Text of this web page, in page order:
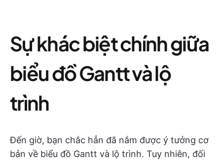
Sự khác biệt chính giữa
biểu đồ Gantt và lộ
trình
Đến giờ, bạn chắc hẳn đã nắm được ý tưởng cơ
bản về biểu đồ Gantt và lộ trình. Tuy nhiên, đối